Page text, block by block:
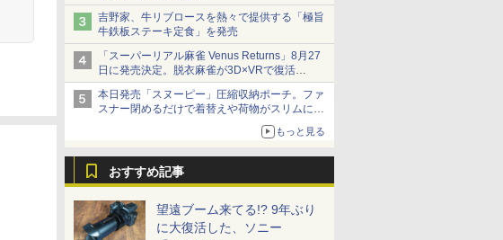
吉野家、牛リブロースを熱々で提供する「極旨
牛鉄板ステーキ定食」を発売
「スーパーリアル麻雀 Venus Returns」8月27
日に発売決定。脱衣麻雀が3D×VRで復活
発売から2週間は20%オフになるセールが実施
本日発売「スヌーピー」圧縮収納ポーチ。ファ
スナー閉めるだけで着替えや荷物がスリムにま
もっと見る
おすすめ記事
望遠ブーム来てる!? 9年ぶり
に大復活した、ソニー